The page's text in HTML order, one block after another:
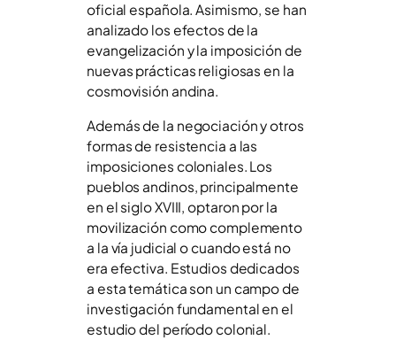
oficial española. Asimismo, se han
analizado los efectos de la
evangelización y la imposición de
nuevas prácticas religiosas en la
cosmovisión andina.
Además de la negociación y otros
formas de resistencia a las
imposiciones coloniales. Los
pueblos andinos, principalmente
en el siglo XVIII, optaron por la
movilización como complemento
a la vía judicial o cuando está no
era efectiva. Estudios dedicados
a esta temática son un campo de
investigación fundamental en el
estudio del período colonial.